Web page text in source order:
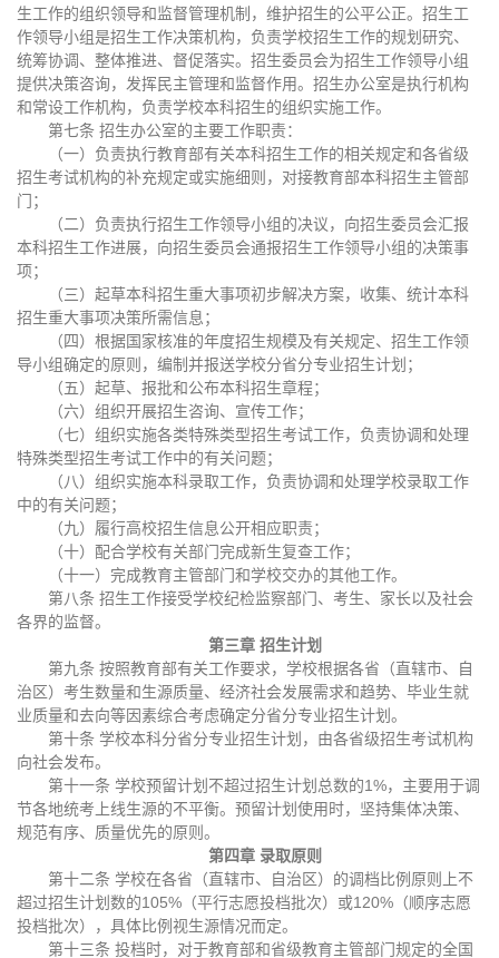
生工作的组织领导和监督管理机制，维护招生的公平公正。招生工
作领导小组是招生工作决策机构，负责学校招生工作的规划研究、
统筹协调、整体推进、督促落实。招生委员会为招生工作领导小组
提供决策咨询，发挥民主管理和监督作用。招生办公室是执行机构
和常设工作机构，负责学校本科招生的组织实施工作。
第七条 招生办公室的主要工作职责：
（一）负责执行教育部有关本科招生工作的相关规定和各省级
招生考试机构的补充规定或实施细则，对接教育部本科招生主管部
门；
（二）负责执行招生工作领导小组的决议，向招生委员会汇报
本科招生工作进展，向招生委员会通报招生工作领导小组的决策事
项；
（三）起草本科招生重大事项初步解决方案，收集、统计本科
招生重大事项决策所需信息；
（四）根据国家核准的年度招生规模及有关规定、招生工作领
导小组确定的原则，编制并报送学校分省分专业招生计划；
（五）起草、报批和公布本科招生章程；
（六）组织开展招生咨询、宣传工作；
（七）组织实施各类特殊类型招生考试工作，负责协调和处理
特殊类型招生考试工作中的有关问题；
（八）组织实施本科录取工作，负责协调和处理学校录取工作
中的有关问题；
（九）履行高校招生信息公开相应职责；
（十）配合学校有关部门完成新生复查工作；
（十一）完成教育主管部门和学校交办的其他工作。
第八条 招生工作接受学校纪检监察部门、考生、家长以及社会
各界的监督。
第三章 招生计划
第九条 按照教育部有关工作要求，学校根据各省（直辖市、自
治区）考生数量和生源质量、经济社会发展需求和趋势、毕业生就
业质量和去向等因素综合考虑确定分省分专业招生计划。
第十条 学校本科分省分专业招生计划，由各省级招生考试机构
向社会发布。
第十一条 学校预留计划不超过招生计划总数的1%，主要用于调
节各地统考上线生源的不平衡。预留计划使用时，坚持集体决策、
规范有序、质量优先的原则。
第四章 录取原则
第十二条 学校在各省（直辖市、自治区）的调档比例原则上不
超过招生计划数的105%（平行志愿投档批次）或120%（顺序志愿
投档批次），具体比例视生源情况而定。
第十三条 投档时，对于教育部和省级教育主管部门规定的全国